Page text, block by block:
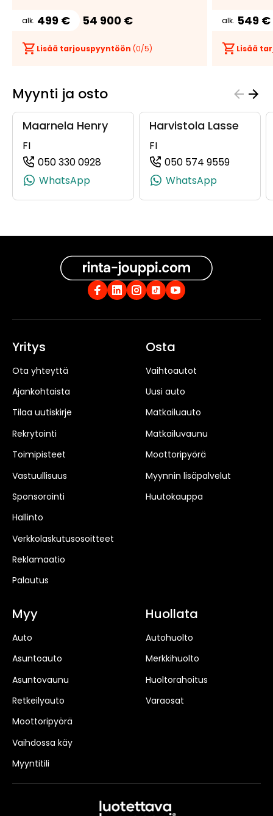
alk. 499 € 54 900 €
Lisää tarjouspyyntöön (0/5)
alk. 549 €
Lisää
Myynti ja osto
Maarnela Henry
FI
050 330 0928
(+358503300928, 0503300928,
WhatsApp
Harvistola Lasse
FI
050 574 9559
WhatsApp
Yritys
Ota yhteyttä
Ajankohtaista
Tilaa uutiskirje
Rekrytointi
Toimipisteet
Vastuullisuus
Sponsorointi
Hallinto
Verkkolaskutusosoitteet
Reklamaatio
Palautus
Osta
Vaihtoautot
Uusi auto
Matkailuauto
Matkailuvaunu
Moottoripyörä
Myynnin lisäpalvelut
Huutokauppa
Myy
Auto
Asuntoauto
Asuntovaunu
Retkeilyauto
Moottoripyörä
Vaihdossa käy
Myyntitili
Huollata
Autohuolto
Merkkihuolto
Huoltorahoitus
Varaosat